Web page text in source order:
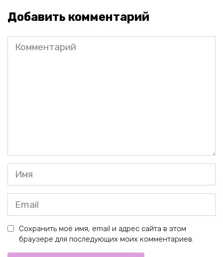
Добавить комментарий
Комментарий
Имя
Email
Сохранить моё имя, email и адрес сайта в этом
браузере для последующих моих комментариев.